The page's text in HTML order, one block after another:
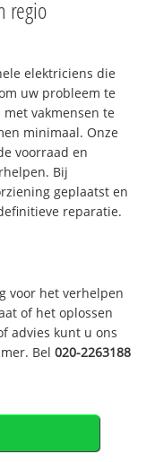
regio
elektriciens die
uw probleem te
vakmensen te
minimaal. Onze
voorraad en
Bij
geplaatst en
reparatie.
voor het verhelpen
of het oplossen
advies kunt u ons
Bel020-2263188